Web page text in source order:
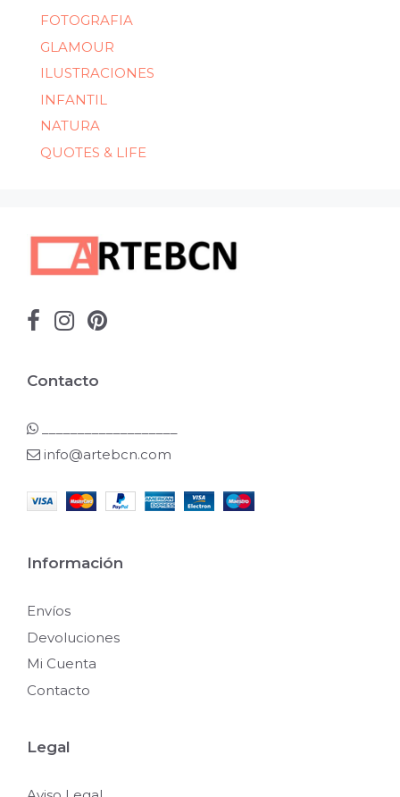
FOTOGRAFIA
GLAMOUR
ILUSTRACIONES
INFANTIL
NATURA
QUOTES & LIFE
Contacto
info@artebcn.com
Información
Envíos
Devoluciones
Mi Cuenta
Contacto
Legal